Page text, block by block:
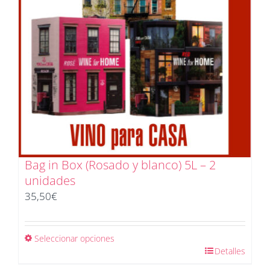
Bag in Box (Rosado y blanco) 5L – 2
unidades
35,50€
Seleccionar opciones
Detalles